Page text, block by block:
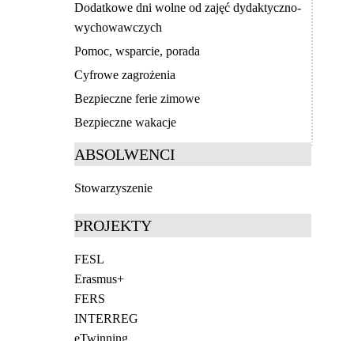
Dodatkowe dni wolne od zajęć dydaktyczno-
wychowawczych
Pomoc, wsparcie, porada
Cyfrowe zagrożenia
Bezpieczne ferie zimowe
Bezpieczne wakacje
ABSOLWENCI
Stowarzyszenie
PROJEKTY
FESL
Erasmus+
FERS
INTERREG
eTwinning